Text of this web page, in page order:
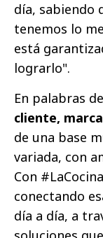
día, sabiendo
tenemos lo
está
lograrlo".
En palabras de
cliente,
de una base
variada, con
Con
conectando
día a día, a